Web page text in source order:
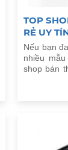
TOP
RẺ UY
Nếu bạn
nhiều
shop bán